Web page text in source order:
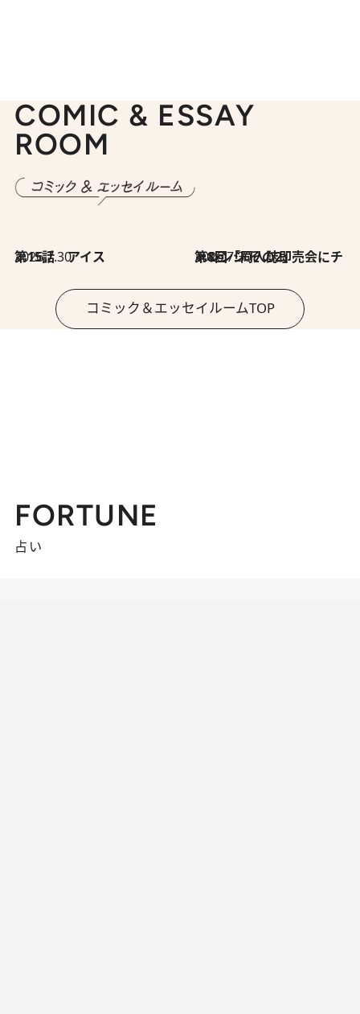
COMIC & ESSAY
ROOM
2026.7.30
第15話 アイス 2026.7.30
第8回「同人誌即売会にチャレンジ その2」
コミック＆エッセイルームTOP
FORTUNE
占い